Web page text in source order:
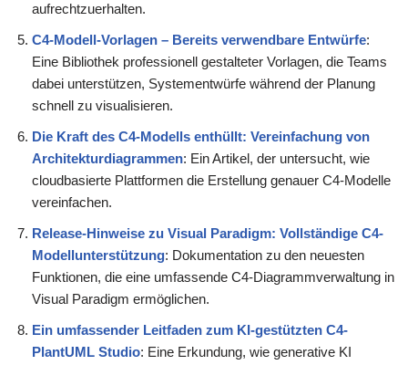
aufrechtzuerhalten.
C4-Modell-Vorlagen – Bereits verwendbare Entwürfe:
Eine Bibliothek professionell gestalteter Vorlagen, die Teams
dabei unterstützen, Systementwürfe während der Planung
schnell zu visualisieren.
Die Kraft des C4-Modells enthüllt: Vereinfachung von
Architekturdiagrammen: Ein Artikel, der untersucht, wie
cloudbasierte Plattformen die Erstellung genauer C4-Modelle
vereinfachen.
Release-Hinweise zu Visual Paradigm: Vollständige C4-
Modellunterstützung: Dokumentation zu den neuesten
Funktionen, die eine umfassende C4-Diagrammverwaltung in
Visual Paradigm ermöglichen.
Ein umfassender Leitfaden zum KI-gestützten C4-
PlantUML Studio: Eine Erkundung, wie generative KI